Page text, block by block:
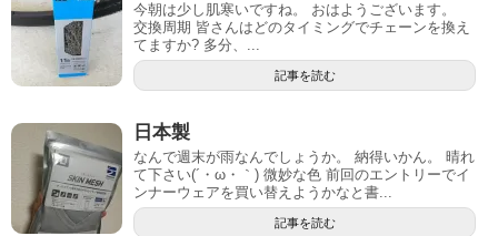
今朝は少し肌寒いですね。 おはようございます。
交換周期 皆さんはどのタイミングでチェーンを換え
てますか? 多分、...
記事を読む
日本製
なんで週末が雨なんでしょうか。 納得いかん。 晴れ
て下さい(´・ω・｀) 微妙な色 前回のエントリーでイ
ンナーウェアを買い替えようかなと書...
記事を読む